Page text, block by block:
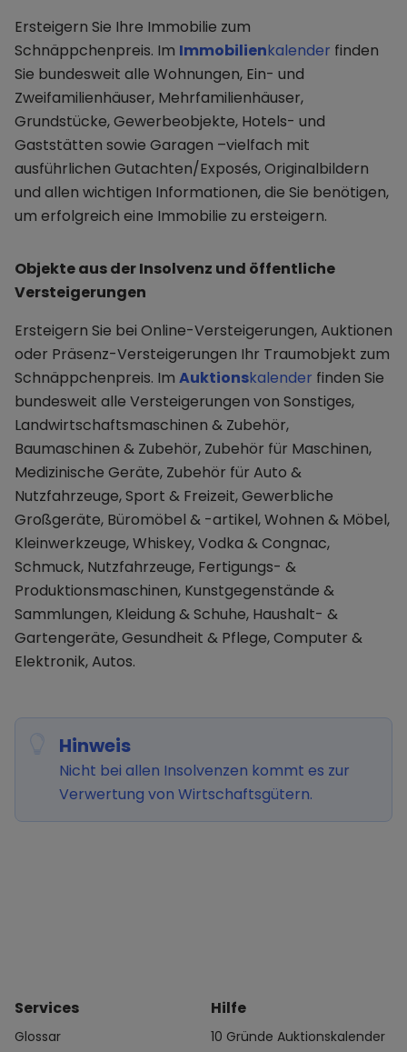
Ersteigern Sie Ihre Immobilie zum
Schnäppchenpreis. Im Immobilienkalender finden
Sie bundesweit alle Wohnungen, Ein- und
Zweifamilienhäuser, Mehrfamilienhäuser,
Grundstücke, Gewerbeobjekte, Hotels- und
Gaststätten sowie Garagen –vielfach mit
ausführlichen Gutachten/Exposés, Originalbildern
und allen wichtigen Informationen, die Sie benötigen,
um erfolgreich eine Immobilie zu ersteigern.
Objekte aus der Insolvenz und öffentliche
Versteigerungen
Ersteigern Sie bei Online-Versteigerungen, Auktionen
oder Präsenz-Versteigerungen Ihr Traumobjekt zum
Schnäppchenpreis. Im Auktionskalender finden Sie
bundesweit alle Versteigerungen von Sonstiges,
Landwirtschaftsmaschinen & Zubehör,
Baumaschinen & Zubehör, Zubehör für Maschinen,
Medizinische Geräte, Zubehör für Auto &
Nutzfahrzeuge, Sport & Freizeit, Gewerbliche
Großgeräte, Büromöbel & -artikel, Wohnen & Möbel,
Kleinwerkzeuge, Whiskey, Vodka & Congnac,
Schmuck, Nutzfahrzeuge, Fertigungs- &
Produktionsmaschinen, Kunstgegenstände &
Sammlungen, Kleidung & Schuhe, Haushalt- &
Gartengeräte, Gesundheit & Pflege, Computer &
Elektronik, Autos.
Hinweis
Nicht bei allen Insolvenzen kommt es zur
Verwertung von Wirtschaftsgütern.
Services
Glossar
Hilfe
10 Gründe Auktionskalender